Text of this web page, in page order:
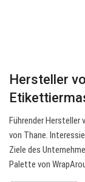
Hersteller
Führender
von Thane.
Ziele des
Palette von